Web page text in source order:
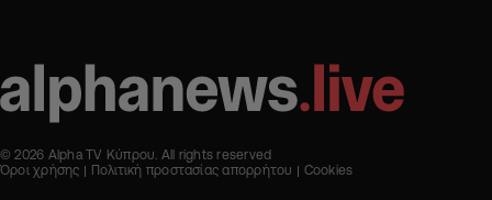
© 2026 Alpha TV Κύπρου. All rights reserved
Όροι χρήσης
Πολιτική προστασίας απορρήτου Cookies